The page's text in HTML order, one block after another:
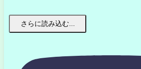
さらに読み込む...